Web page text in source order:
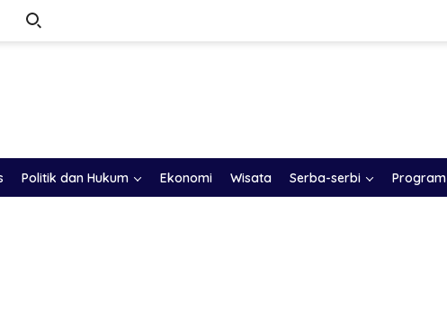
Politik dan Hukum Ekonomi Wisata Serba-serbi Program